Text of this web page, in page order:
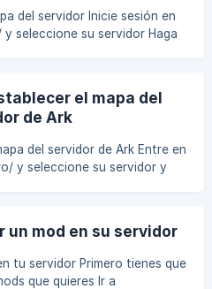
un ID de 2604302689]
helpdesk/website/96b07f
del servidor Inicie sesión en
seleccione su servidor Haga
el nombre del mapa.
2. TheCenter 3. Ragnarok 4.
5.
el mapa del
de Ark
del servidor de Ark Entre en
y seleccione su servidor y
Elimina el nombre del
actualmente ![]
users/helpdesk/website/
un mod en su servidor
tu servidor Primero tienes que
que quieres Ir a